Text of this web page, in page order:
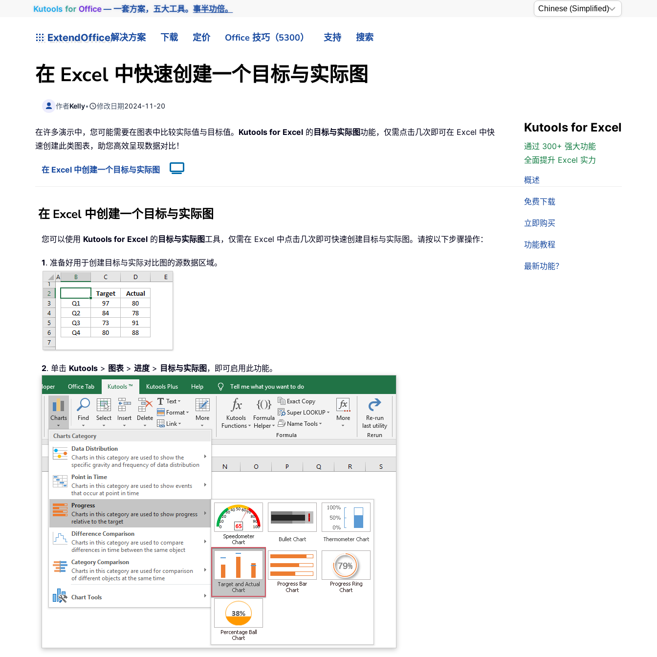
Kutools for Office— 一套方案，五大工具。事半功倍。
ExtendOffice解决方案 下载 定价 Office 技巧（5300） 支持 搜索
在 Excel 中快速创建一个目标与实际图
作者Kelly• 修改日期2024-11-20
Kutools for Excel
通过 300+ 强大功能
全面提升 Excel 实力
概述
免费下载
立即购买
功能教程
最新功能？
在许多演示中，您可能需要在图表中比较实际值与目标值。 Kutools for Excel 的 目标与实际图功能，仅需点击几次即可在 Excel 中快
速创建此类图表，助您高效呈现数据对比！
在 Excel 中创建一个目标与实际图
在 Excel 中创建一个目标与实际图
您可以使用 Kutools for Excel 的 目标与实际图工具，仅需在 Excel 中点击几次即可快速创建目标与实际图。请按以下步骤操作：
1. 准备好用于创建目标与实际对比图的源数据区域。
2. 单击 Kutools > 图表> 进度 > 目标与实际图 ，即可启用此功能。